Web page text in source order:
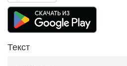
Текст